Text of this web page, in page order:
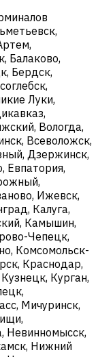
Балаково,
Бердск,
Луки,
Вологда,
Всеволожск,
Дзержинск,
Евпатория,
Ижевск,
Калуга,
Камышин,
Чепецк,
Комсомольск-
Краснодар,
Курган,
Мичуринск,
Невинномысск,
Нижний